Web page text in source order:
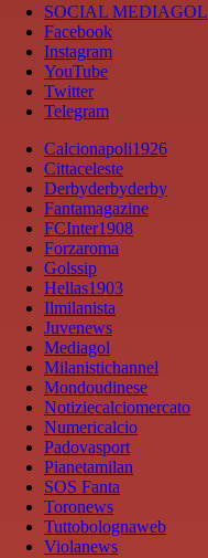
SOCIAL MEDIAGOL
Facebook
Instagram
YouTube
Twitter
Telegram
Calcionapoli1926
Cittaceleste
Derbyderbyderby
Fantamagazine
FCInter1908
Forzaroma
Golssip
Hellas1903
Ilmilanista
Juvenews
Mediagol
Milanistichannel
Mondoudinese
Notiziecalciomercato
Numericalcio
Padovasport
Pianetamilan
SOS Fanta
Toronews
Tuttobolognaweb
Violanews